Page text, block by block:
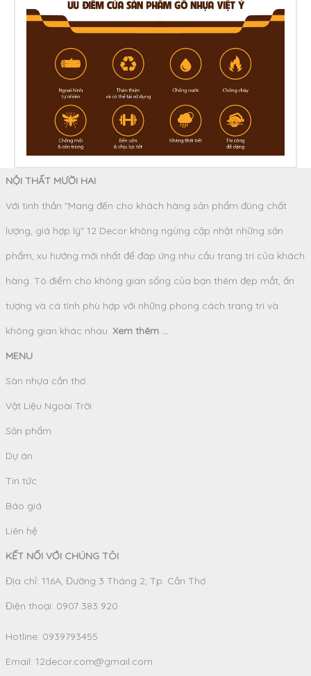
NỘI THẤT MƯỜI HAI
Với tinh thần "Mang đến cho khách hàng sản phẩm đúng chất
lượng, giá hợp lý" 12 Decor không ngừng cập nhật những sản
phẩm, xu hướng mới nhất để đáp ứng nhu cầu trang trí của khách
hàng. Tô điểm cho không gian sống của bạn thêm đẹp mắt, ấn
tượng và cá tính phù hợp với những phong cách trang trí và
không gian khác nhau. Xem thêm ...
MENU
Sàn nhựa cần thơ
Vật Liệu Ngoài Trời
Sản phẩm
Dự án
Tin tức
Báo giá
Liên hệ
KẾT NỐI VỚI CHÚNG TÔI
Địa chỉ: 116A, Đường 3 Tháng 2, Tp. Cần Thơ
Điện thoại: 0907 383 920
Hotline: 0939793455
Email: 12decor.com@gmail.com